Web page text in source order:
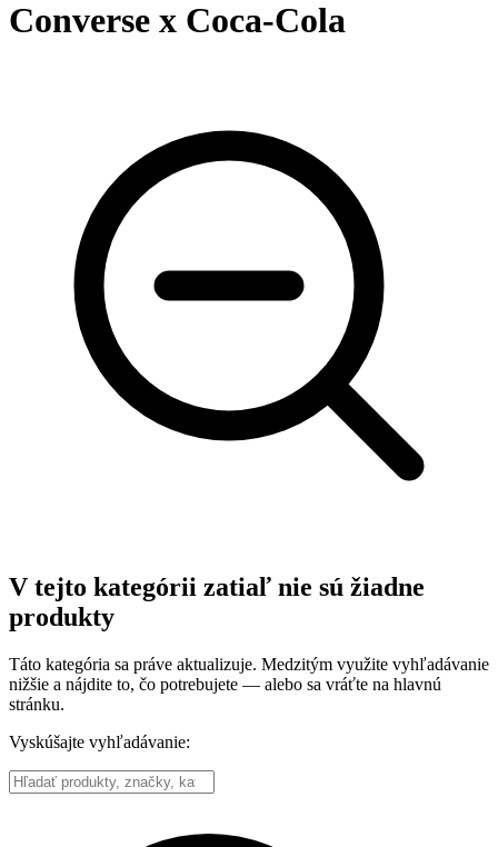
Converse x Coca-Cola
V tejto kategórii zatiaľ nie sú žiadne
produkty
Táto kategória sa práve aktualizuje. Medzitým využite vyhľadávanie
nižšie a nájdite to, čo potrebujete — alebo sa vráťte na hlavnú
stránku.
Vyskúšajte vyhľadávanie: